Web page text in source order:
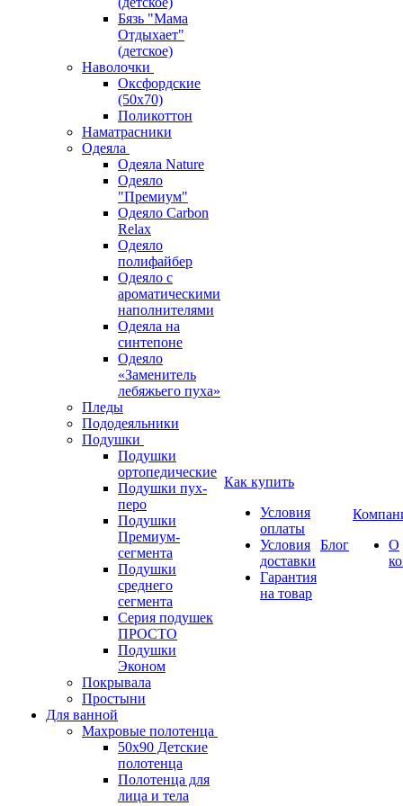
Бязь "Мама
Отдыхает"
(детское)
Наволочки
Оксфордские
(50х70)
Поликоттон
Наматрасники
Одеяла
Одеяла Nature
Одеяло
"Премиум"
Одеяло Carbon
Relax
Одеяло
полифайбер
Одеяло с
ароматическими
наполнителями
Одеяла на
синтепоне
Одеяло
«Заменитель
лебяжьего пуха»
Пледы
Пододеяльники
Подушки
Подушки
ортопедические
Подушки пух-
перо
Подушки
Премиум-
сегмента
Подушки
среднего
сегмента
Серия подушек
ПРОСТО
Подушки
Эконом
Покрывала
Простыни
Для ванной
Махровые полотенца
50х90 Детские
полотенца
Полотенца для
лица и тела
Как купить
Условия
оплаты
Условия
доставки
Гарантия
на товар
Блог
О